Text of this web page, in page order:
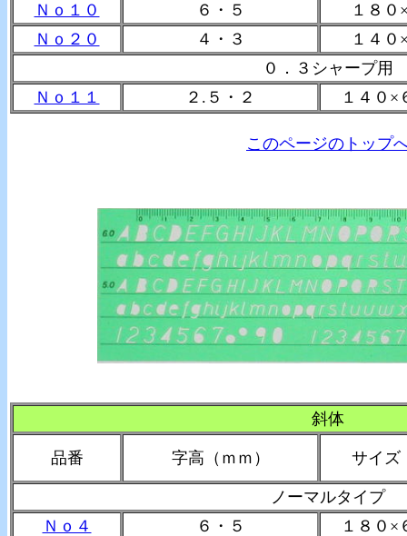
Ｎｏ１０
６・５
１８０
Ｎｏ２０
４・３
１４０
０．３シャープ用
Ｎｏ１１
２.５・２ １４０×
このページのトップ
斜体
品番 字高（ｍｍ） サイズ
ノーマルタイプ
Ｎｏ４
６・５
１８０×